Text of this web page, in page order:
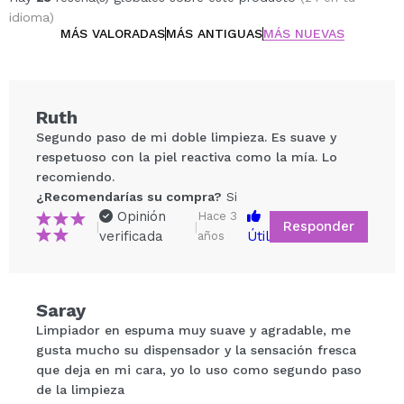
idioma)
MÁS VALORADASMÁS ANTIGUASMÁS NUEVAS
Tu vídeo podría ser el primero. Imagínatelo...
¿Recomendarías su compra? No
Ruth
Segundo paso de mi doble limpieza. Es suave y
respetuoso con la piel reactiva como la mía. Lo
recomiendo.
¿Recomendarías su compra? Si
|
Opinión
verificada
|
Hace 3
años
Útil
Responder
Saray
Limpiador en espuma muy suave y agradable, me
gusta mucho su dispensador y la sensación fresca
que deja en mi cara, yo lo uso como segundo paso
de la limpieza